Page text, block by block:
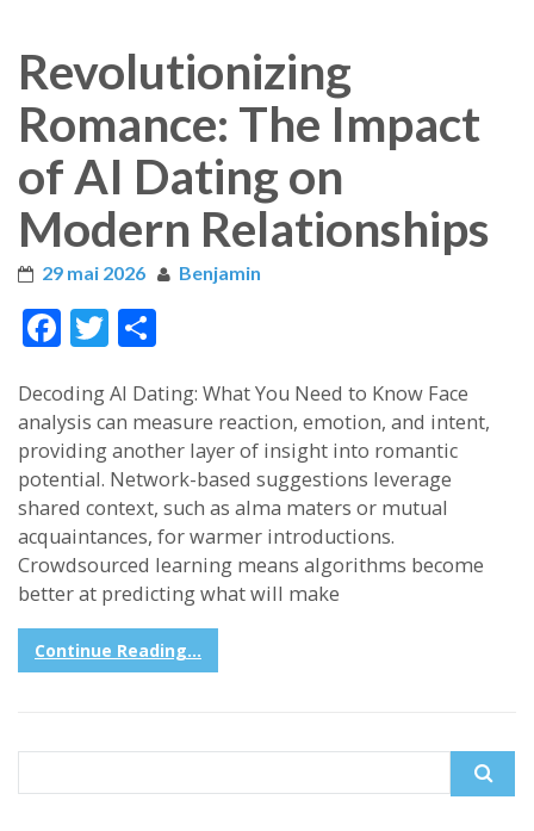
Revolutionizing
Romance: The Impact
of AI Dating on
Modern Relationships
29 mai 2026 Benjamin
Face
k
Twitt
Decoding AI Dating: What You Need to Know Face
analysis can measure reaction, emotion, and intent,
providing another layer of insight into romantic
potential. Network-based suggestions leverage
shared context, such as alma maters or mutual
acquaintances, for warmer introductions.
Crowdsourced learning means algorithms become
better at predicting what will make
Continue Reading...
for: